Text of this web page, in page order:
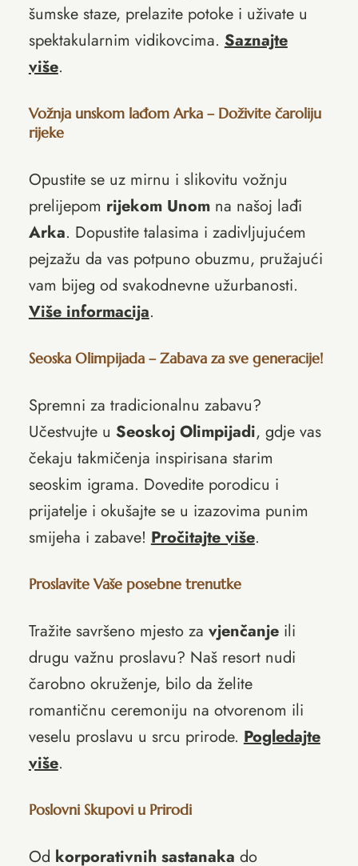
šumske staze, prelazite potoke i uživate u
spektakularnim vidikovcima.Saznajte
više.
Vožnja unskom lađom Arka – Doživite čaroliju
rijeke
Opustite se uz mirnu i slikovitu vožnju
prelijepom rijekom Unomna našoj lađi
Arka. Dopustite talasima i zadivljujućem
pejzažu da vas potpuno obuzmu, pružajući
vam bijeg od svakodnevne užurbanosti.
Više informacija.
Seoska Olimpijada – Zabava za sve generacije!
Spremni za tradicionalnu zabavu?
Učestvujte u Seoskoj Olimpijadi, gdje vas
čekaju takmičenja inspirisana starim
seoskim igrama. Dovedite porodicu i
prijatelje i okušajte se u izazovima punim
smijeha i zabave!Pročitajte više.
Proslavite Vaše posebne trenutke
Tražite savršeno mjesto za vjenčanjeili
drugu važnu proslavu? Naš resort nudi
čarobno okruženje, bilo da želite
romantičnu ceremoniju na otvorenom ili
veselu proslavu u srcu prirode.Pogledajte
više.
Poslovni Skupovi u Prirodi
Od korporativnih sastanaka do